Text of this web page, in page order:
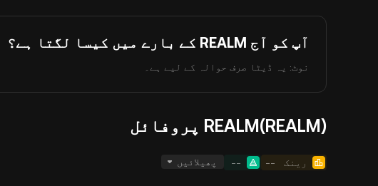
آپ کو آج REALM کے بارے میں کیسا لگتا ہے؟
نوٹ: یہ ڈیٹا صرف حوالہ کے لیے ہے۔
REALM(REALM) پروفائل
رینک --
-- پھیلائیں